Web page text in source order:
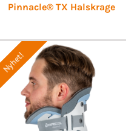
Pinnacle® TX Halskrage
Nyhet!